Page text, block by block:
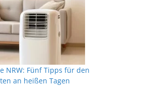
NRW: Fünf Tipps für den
an heißen Tagen